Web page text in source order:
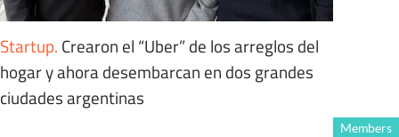
Startup. Crearon el “Uber” de los arreglos del
hogar y ahora desembarcan en dos grandes
ciudades argentinas
Members